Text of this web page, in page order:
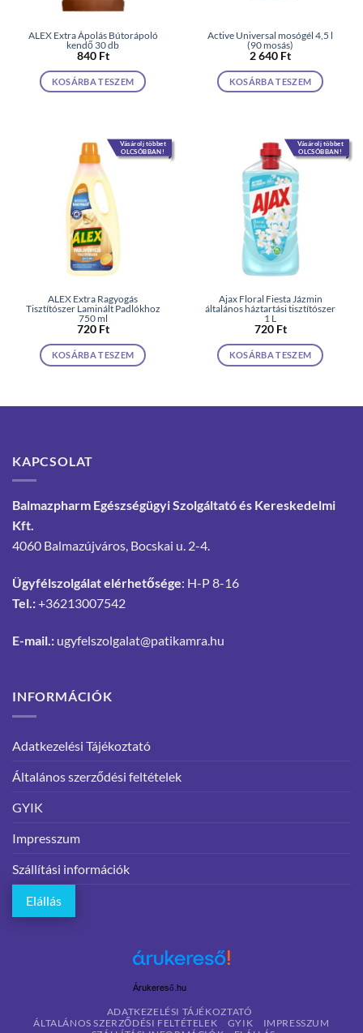
ALEX Extra Ápolás Bútorápoló
kendő 30 db
840 Ft
KOSÁRBA TESZEM
Active Universal mosógél 4,5 l
(90 mosás)
2 640 Ft
KOSÁRBA TESZEM
Vásárolj többet
OLCSÓBBAN!
ALEX Extra Ragyogás
Tisztítószer Laminált Padlókhoz
750 ml
720 Ft
KOSÁRBA TESZEM
Vásárolj többet
OLCSÓBBAN!
Ajax Floral Fiesta Jázmin
általános háztartási tisztítószer
1 L
720 Ft
KOSÁRBA TESZEM
KAPCSOLAT
Balmazpharm Egészségügyi Szolgáltató és Kereskedelmi
Kft.
4060 Balmazújváros, Bocskai u. 2-4.
Ügyfélszolgálat elérhetősége: H-P 8-16
Tel.:+36213007542
E-mail.: ugyfelszolgalat@patikamra.hu
INFORMÁCIÓK
Adatkezelési Tájékoztató
Általános szerződési feltételek
GYIK
Impresszum
Szállítási információk
Elállás
Árukereső.hu
ADATKEZELÉSI TÁJÉKOZTATÓ
ÁLTALÁNOS SZERZŐDÉSI FELTÉTELEK
GYIK
IMPRESSZUM